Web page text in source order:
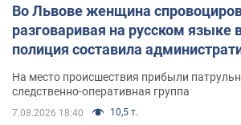
Во Львове женщина
разговаривая на русском языке
полиция составила
протокол. Видео
На место происшествия прибыли
следственно-оперативная группа
7.08.2026 18:40 10,5 т.